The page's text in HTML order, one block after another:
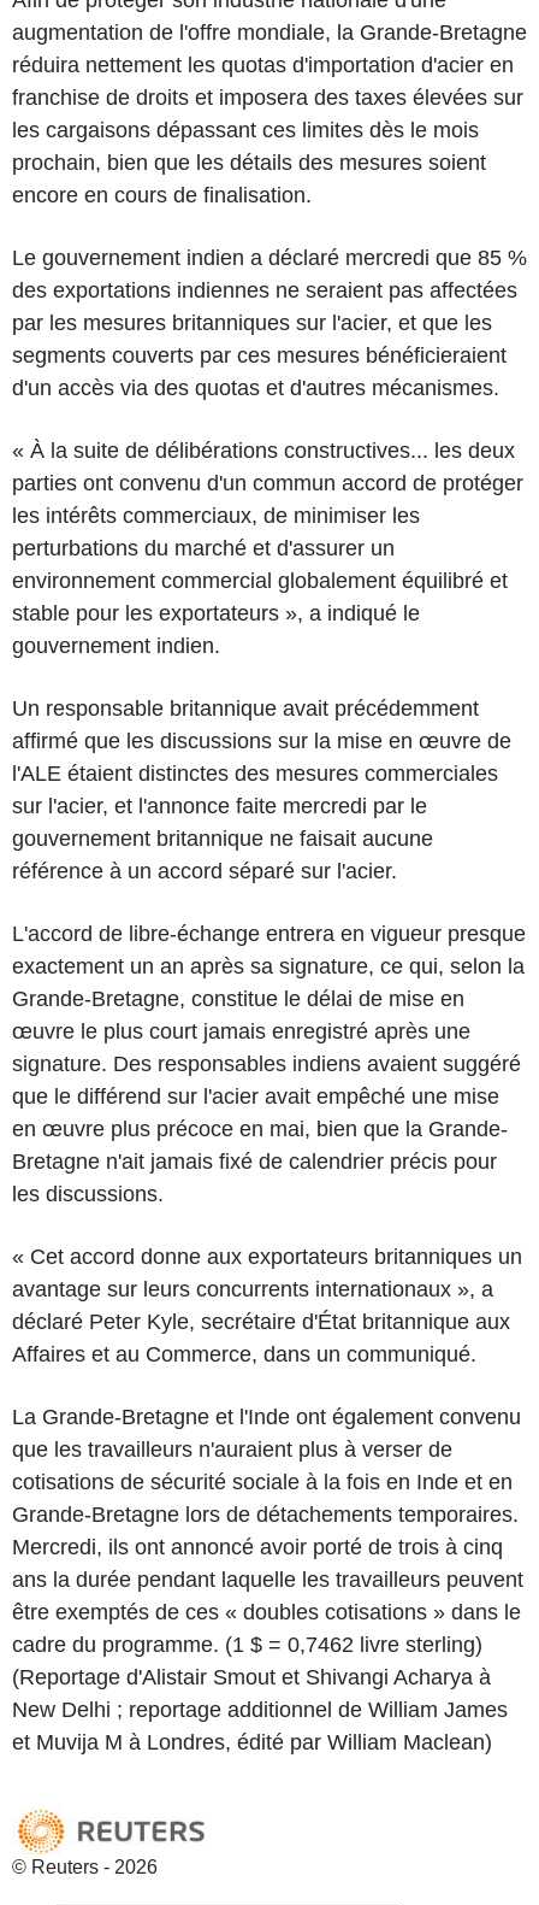
augmentation de l'offre mondiale, la Grande-Bretagne
réduira nettement les quotas d'importation d'acier en
franchise de droits et imposera des taxes élevées sur
les cargaisons dépassant ces limites dès le mois
prochain, bien que les détails des mesures soient
encore en cours de finalisation.
Le gouvernement indien a déclaré mercredi que 85 %
des exportations indiennes ne seraient pas affectées
par les mesures britanniques sur l'acier, et que les
segments couverts par ces mesures bénéficieraient
d'un accès via des quotas et d'autres mécanismes.
« À la suite de délibérations constructives... les deux
parties ont convenu d'un commun accord de protéger
les intérêts commerciaux, de minimiser les
perturbations du marché et d'assurer un
environnement commercial globalement équilibré et
stable pour les exportateurs », a indiqué le
gouvernement indien.
Un responsable britannique avait précédemment
affirmé que les discussions sur la mise en œuvre de
l'ALE étaient distinctes des mesures commerciales
sur l'acier, et l'annonce faite mercredi par le
gouvernement britannique ne faisait aucune
référence à un accord séparé sur l'acier.
L'accord de libre-échange entrera en vigueur presque
exactement un an après sa signature, ce qui, selon la
Grande-Bretagne, constitue le délai de mise en
œuvre le plus court jamais enregistré après une
signature. Des responsables indiens avaient suggéré
que le différend sur l'acier avait empêché une mise
en œuvre plus précoce en mai, bien que la Grande-
Bretagne n'ait jamais fixé de calendrier précis pour
les discussions.
« Cet accord donne aux exportateurs britanniques un
avantage sur leurs concurrents internationaux », a
déclaré Peter Kyle, secrétaire d'État britannique aux
Affaires et au Commerce, dans un communiqué.
La Grande-Bretagne et l'Inde ont également convenu
que les travailleurs n'auraient plus à verser de
cotisations de sécurité sociale à la fois en Inde et en
Grande-Bretagne lors de détachements temporaires.
Mercredi, ils ont annoncé avoir porté de trois à cinq
ans la durée pendant laquelle les travailleurs peuvent
être exemptés de ces « doubles cotisations » dans le
cadre du programme. (1 $ = 0,7462 livre sterling)
(Reportage d'Alistair Smout et Shivangi Acharya à
New Delhi ; reportage additionnel de William James
et Muvija M à Londres, édité par William Maclean)
© Reuters - 2026